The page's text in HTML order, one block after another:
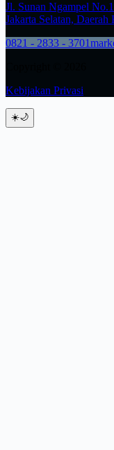
Jl. Sunan Ngampel
Jakarta Selatan,
0821 - 2833 - 3701
Kebijakan Privasi
☀️🌙